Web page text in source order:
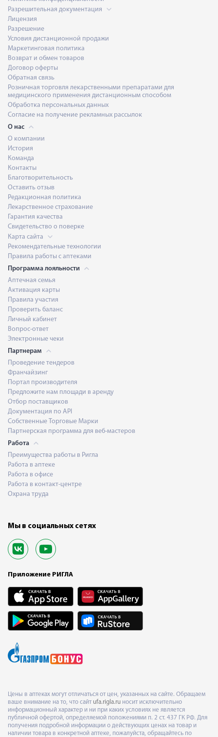
Разрешительная документация
Лицензия
Разрешение
Условия дистанционной продажи
Маркетинговая политика
Возврат и обмен товаров
Договор оферты
Обратная связь
Розничная торговля лекарственными препаратами для
медицинского применения дистанционным способом
Обработка персональных данных
Согласие на получение рекламных рассылок
О нас
О компании
История
Команда
Контакты
Благотворительность
Оставить отзыв
Редакционная политика
Лекарственное страхование
Гарантия качества
Свидетельство о поверке
Карта сайта
Рекомендательные технологии
Правила работы с аптеками
Программа лояльности
Аптечная семья
Активация карты
Правила участия
Проверить баланс
Личный кабинет
Вопрос-ответ
Электронные чеки
Партнерам
Проведение тендеров
Франчайзинг
Портал производителя
Предложите нам площади в аренду
Отбор поставщиков
Документация по API
Собственные Торговые Марки
Партнерская программа для веб-мастеров
Работа
Преимущества работы в Ригла
Работа в аптеке
Работа в офисе
Работа в контакт-центре
Охрана труда
Мы в социальных сетях
Приложение РИГЛА
Цены в аптеках могут отличаться от цен, указанных на сайте. Обращаем
ваше внимание на то, что сайт ufa.rigla.ru носит исключительно
информационный характер и ни при каких условиях не является
публичной офертой, определяемой положениями п. 2 ст. 437 ГК РФ. Для
получения подробной информации о действующих ценах на товар и
наличии товара в конкретной аптеке, пожалуйста, обращайтесь по